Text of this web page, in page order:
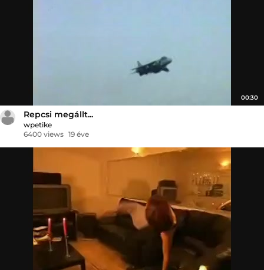
00:30
Repcsi megállt...
wpetike
6400 views 19 éve